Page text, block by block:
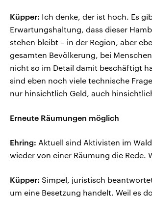
Küpper: Ich denke, der ist hoch. Es
Erwartungshaltung, dass dieser
stehen bleibt – in der Region, aber
gesamten Bevölkerung, bei
nicht so im Detail damit beschäftigt
sind eben noch viele technische
nur hinsichtlich Geld, auch
Erneute Räumungen möglich
Ehring: Aktuell sind Aktivisten im
wieder von einer Räumung die Rede.
Küpper: Simpel, juristisch
um eine Besetzung handelt. Weil es